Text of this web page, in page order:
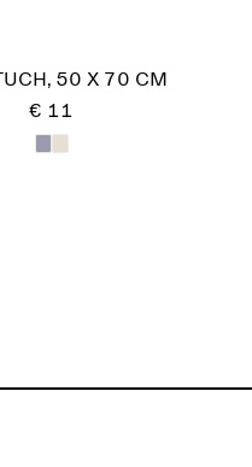
50 X 70 CM
€ 11